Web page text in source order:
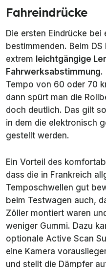
Fahreindrücke
Die ersten Eindrücke
bestimmenden. Beim
extrem leichtgängige
Fahrwerksabstimmung.
Tempo von 60 oder 70
dann spürt man die
doch deutlich. Das gilt
in dem die elektronisch
gestellt werden.
Ein Vorteil des
dass die in Frankreich
Temposchwellen gut
beim Testwagen auch,
Zöller montiert waren
weniger Gummi. Dazu
optionale Active Scan
eine Kamera
und stellt die Dämpfer